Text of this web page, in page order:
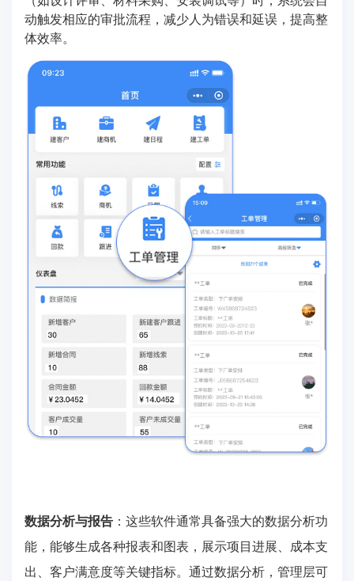
动触发相应的审批流程，减少人为错误和延误，提高整
体效率。
数据分析与报告 ：这些软件通常具备强大的数据分析功
能，能够生成各种报表和图表，展示项目进展、成本支
出、客户满意度等关键指标。通过数据分析，管理层可